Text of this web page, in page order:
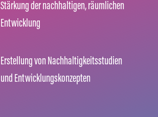
Stärkung der nachhaltigen, räumlichen
Entwicklung
Erstellung von Nachhaltigkeitsstudien
und Entwicklungskonzepten